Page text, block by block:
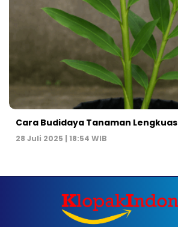
Cara Budidaya Tanaman Lengkuas
28 Juli 2025 | 18:54 WIB